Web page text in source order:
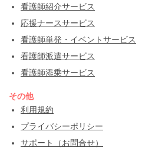
看護師紹介サービス
応援ナースサービス
看護師単発・イベントサービス
看護師派遣サービス
看護師添乗サービス
その他
利用規約
プライバシーポリシー
サポート（お問合せ）